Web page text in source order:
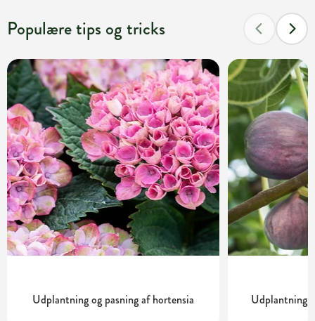
Populære tips og tricks
Udplantning og pasning af hortensia Udplantning